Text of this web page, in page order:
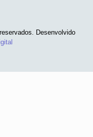
Desenvolvido